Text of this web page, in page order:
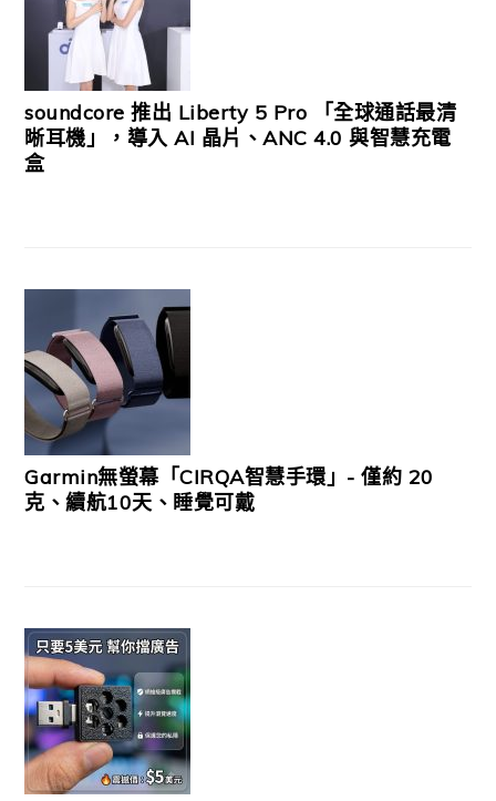
soundcore 推出 Liberty 5 Pro 「全球通話最清
晰耳機」，導入 AI 晶片、ANC 4.0 與智慧充電
盒
Garmin無螢幕「CIRQA智慧手環」- 僅約 20
克、續航10天、睡覺可戴